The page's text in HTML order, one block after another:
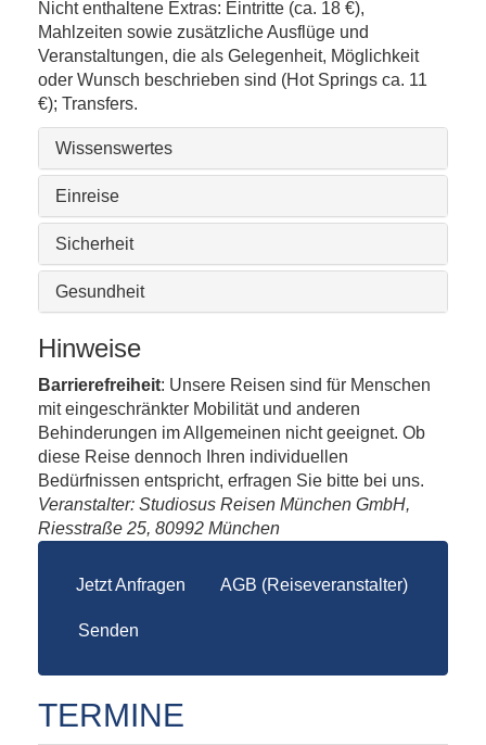
Nicht enthaltene Extras: Eintritte (ca. 18 €),
Mahlzeiten sowie zusätzliche Ausflüge und
Veranstaltungen, die als Gelegenheit, Möglichkeit
oder Wunsch beschrieben sind (Hot Springs ca. 11
€); Transfers.
Wissenswertes
Einreise
Sicherheit
Gesundheit
Hinweise
Barrierefreiheit: Unsere Reisen sind für Menschen
mit eingeschränkter Mobilität und anderen
Behinderungen im Allgemeinen nicht geeignet. Ob
diese Reise dennoch Ihren individuellen
Bedürfnissen entspricht, erfragen Sie bitte bei uns.
Veranstalter: Studiosus Reisen München GmbH,
Riesstraße 25, 80992 München
Jetzt Anfragen AGB (Reiseveranstalter)
Senden
TERMINE